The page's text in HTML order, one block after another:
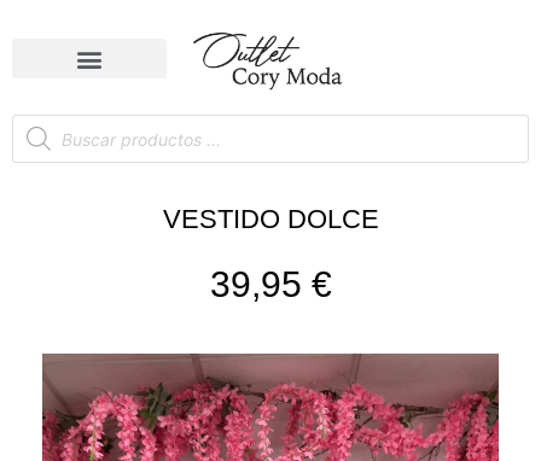
VESTIDO DOLCE
39,95 €